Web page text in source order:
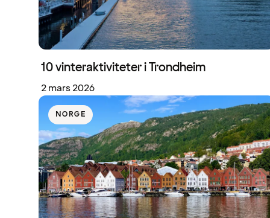
10 vinteraktiviteter i Trondheim
2 mars 2026
NORGE